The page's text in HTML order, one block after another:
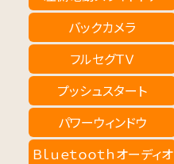
バックカメラ
フルセグＴＶ
プッシュスタート
パワーウィンドウ
Ｂｌｕｅｔｏｏｔｈオーディオ